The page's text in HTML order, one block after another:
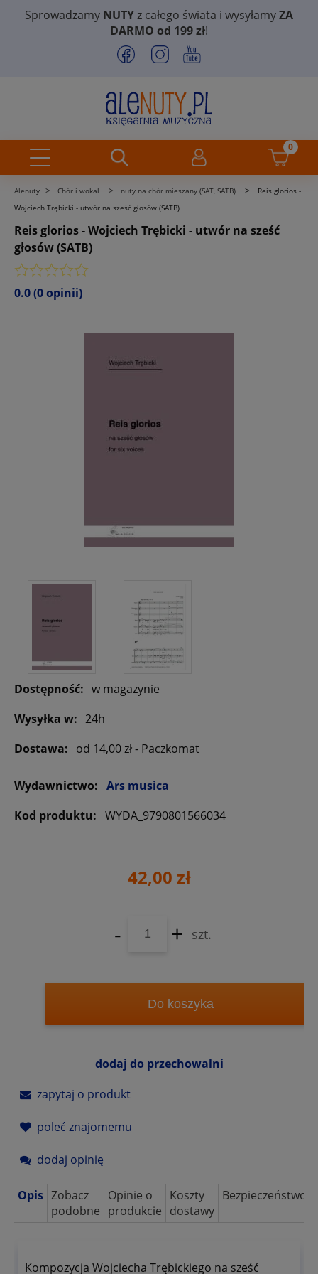
Sprowadzamy NUTYz całego świata i wysyłamyZA
DARMO od 199 zł!
Alenuty > Chór i wokal > nuty na chór mieszany (SAT, SATB) >
Reis glorios -
Wojciech Trębicki - utwór na sześć głosów (SATB)
Reis glorios - Wojciech Trębicki - utwór na sześć
głosów (SATB)
0.0(0 opinii)
Dostępność: w magazynie
Wysyłka w: 24h
Dostawa: od 14,00 zł- Paczkomat
Wydawnictwo: Ars musica
Kod produktu: WYDA_9790801566034
42,00 zł
- + szt.
Do koszyka
dodaj do przechowalni
zapytaj o produkt
poleć znajomemu
dodaj opinię
Opis Zobacz
podobne
Opinie o
produkcie
Koszty
dostawy
Bezpieczeństwo
Kompozycja Wojciecha Trębickiego na sześć